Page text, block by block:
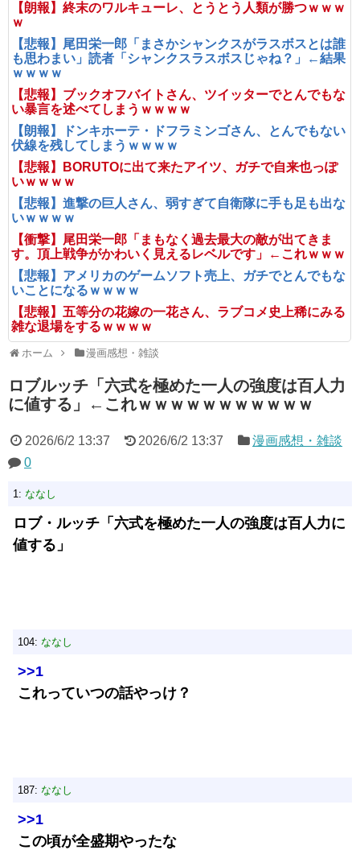
【朗報】終末のワルキューレ、とうとう人類が勝つｗｗｗ
ｗ
【悲報】尾田栄一郎「まさかシャンクスがラスボスとは誰
も思わまい」読者「シャンクスラスボスじゃね？」←結果
ｗｗｗｗ
【悲報】ブックオフバイトさん、ツイッターでとんでもな
い暴言を述べてしまうｗｗｗｗ
【朗報】ドンキホーテ・ドフラミンゴさん、とんでもない
伏線を残してしまうｗｗｗｗ
【悲報】BORUTOに出て来たアイツ、ガチで自来也っぽ
いｗｗｗｗ
【悲報】進撃の巨人さん、弱すぎて自衛隊に手も足も出な
いｗｗｗｗ
【衝撃】尾田栄一郎「まもなく過去最大の敵が出てきま
す。頂上戦争がかわいく見えるレベルです」←これｗｗｗ
【悲報】アメリカのゲームソフト売上、ガチでとんでもな
いことになるｗｗｗｗ
【悲報】五等分の花嫁の一花さん、ラブコメ史上稀にみる
雑な退場をするｗｗｗｗ
ホーム 漫画感想・雑談
ロブルッチ「六式を極めた一人の強度は百人力
に値する」←これｗｗｗｗｗｗｗｗｗｗｗ
2026/6/2 13:37 2026/6/2 13:37
漫画感想・雑談
0
1: ななし
ロブ・ルッチ「六式を極めた一人の強度は百人力に
値する」
104: ななし
>>1
これっていつの話やっけ？
187: ななし
>>1
この頃が全盛期やったな